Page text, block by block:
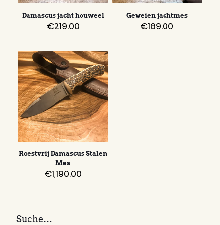
Damascus jacht houweel
€219.00
Geweien jachtmes
€169.00
Roestvrij Damascus Stalen
Mes
€1,190.00
Suche…